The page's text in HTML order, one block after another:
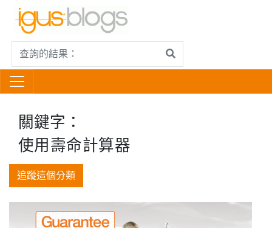
關鍵字：
使用壽命計算器
追蹤這個分類